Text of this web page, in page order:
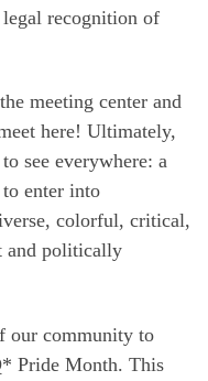
recognition of
meeting center and
here! Ultimately,
see everywhere: a
enter into
colorful, critical,
and politically
our community to
Pride Month. This